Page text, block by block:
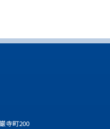
寺町200